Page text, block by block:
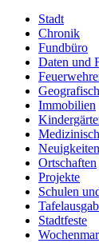
Stadt
Chronik
Fundbüro
Daten und
Immobilien
Neuigkeiten
Ortschaften
Projekte
Schulen
Stadtfeste